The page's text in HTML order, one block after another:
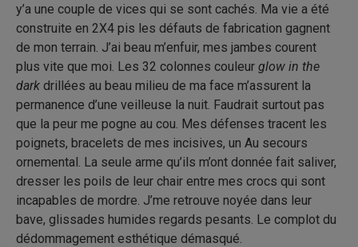
y’a une couple de vices qui se sont cachés. Ma vie a été
construite en 2X4 pis les défauts de fabrication gagnent
de mon terrain. J’ai beau m’enfuir, mes jambes courent
plus vite que moi. Les 32 colonnes couleur glow in the
dark drillées au beau milieu de ma face m’assurent la
permanence d’une veilleuse la nuit. Faudrait surtout pas
que la peur me pogne au cou. Mes défenses tracent les
poignets, bracelets de mes incisives, un Au secours
ornemental. La seule arme qu’ils m’ont donnée fait saliver,
dresser les poils de leur chair entre mes crocs qui sont
incapables de mordre. J’me retrouve noyée dans leur
bave, glissades humides regards pesants. Le complot du
dédommagement esthétique démasqué.